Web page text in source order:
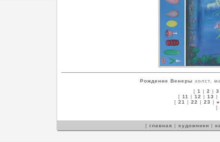
Рождение Венеры холст,
[ 1 | 2 | 3
[ 11 | 12 | 13 |
[ 21 | 22 | 23 |
[
[ главная | художники |